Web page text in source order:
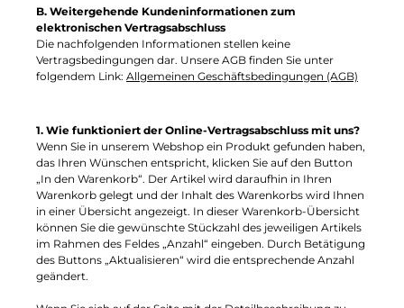
B. Weitergehende Kundeninformationen zum
elektronischen Vertragsabschluss
Die nachfolgenden Informationen stellen keine
Vertragsbedingungen dar. Unsere AGB finden Sie unter
folgendem Link: Allgemeinen Geschäftsbedingungen (AGB)
1. Wie funktioniert der Online-Vertragsabschluss mit uns?
Wenn Sie in unserem Webshop ein Produkt gefunden haben,
das Ihren Wünschen entspricht, klicken Sie auf den Button
„In den Warenkorb“. Der Artikel wird daraufhin in Ihren
Warenkorb gelegt und der Inhalt des Warenkorbs wird Ihnen
in einer Übersicht angezeigt. In dieser Warenkorb-Übersicht
können Sie die gewünschte Stückzahl des jeweiligen Artikels
im Rahmen des Feldes „Anzahl“ eingeben. Durch Betätigung
des Buttons „Aktualisieren“ wird die entsprechende Anzahl
geändert.